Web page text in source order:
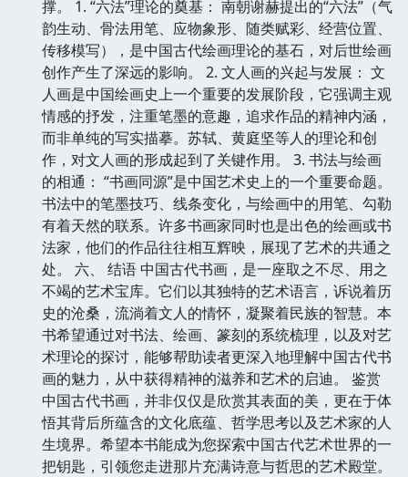
撑。 1. “六法”理论的奠基： 南朝谢赫提出的“六法”（气
韵生动、骨法用笔、应物象形、随类赋彩、经营位置、
传移模写），是中国古代绘画理论的基石，对后世绘画
创作产生了深远的影响。 2. 文人画的兴起与发展： 文
人画是中国绘画史上一个重要的发展阶段，它强调主观
情感的抒发，注重笔墨的意趣，追求作品的精神内涵，
而非单纯的写实描摹。苏轼、黄庭坚等人的理论和创
作，对文人画的形成起到了关键作用。 3. 书法与绘画
的相通： “书画同源”是中国艺术史上的一个重要命题。
书法中的笔墨技巧、线条变化，与绘画中的用笔、勾勒
有着天然的联系。许多书画家同时也是出色的绘画或书
法家，他们的作品往往相互辉映，展现了艺术的共通之
处。 六、 结语 中国古代书画，是一座取之不尽、用之
不竭的艺术宝库。它们以其独特的艺术语言，诉说着历
史的沧桑，流淌着文人的情怀，凝聚着民族的智慧。本
书希望通过对书法、绘画、篆刻的系统梳理，以及对艺
术理论的探讨，能够帮助读者更深入地理解中国古代书
画的魅力，从中获得精神的滋养和艺术的启迪。 鉴赏
中国古代书画，并非仅仅是欣赏其表面的美，更在于体
悟其背后所蕴含的文化底蕴、哲学思考以及艺术家的人
生境界。希望本书能成为您探索中国古代艺术世界的一
把钥匙，引领您走进那片充满诗意与哲思的艺术殿堂。